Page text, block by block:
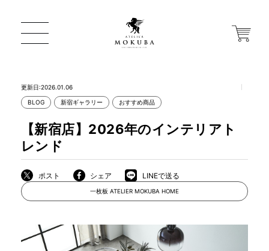
一枚板 ATELIER MOKUBA HOME
MOKUBA について
更新日:2026.01.06
BLOG 新宿ギャラリー おすすめ商品
【新宿店】2026年のインテリアト
レンド
ポスト シェア LINEで送る
一枚板 ATELIER MOKUBA HOME